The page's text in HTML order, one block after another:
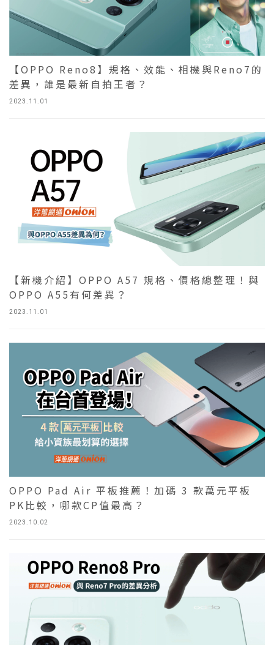
2023.11.01
【OPPO Reno8】規格、效能、相機與Reno7的
差異，誰是最新自拍王者？
2023.11.01
【新機介紹】OPPO A57 規格、價格總整理！與
OPPO A55有何差異？
2023.10.02
OPPO Pad Air 平板推薦！加碼 3 款萬元平板
PK比較，哪款CP值最高？